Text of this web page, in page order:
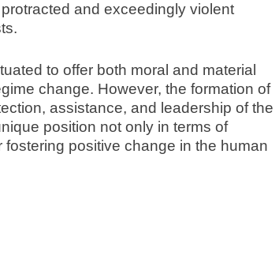
and exceedingly violent
to offer both moral and material
change. However, the formation of
assistance, and leadership of the
position not only in terms of
positive change in the human